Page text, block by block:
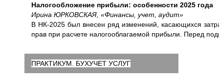
Налогообложение прибыли: особенности 2025 года
Ирина ЮРКОВСКАЯ, «Финансы, учет, аудит»
В НК-2025 был внесен ряд изменений, касающихся
прав при расчете налогооблагаемой прибыли. Перед
ПРАКТИКУМ. БУХУЧЕТ УСЛУГ